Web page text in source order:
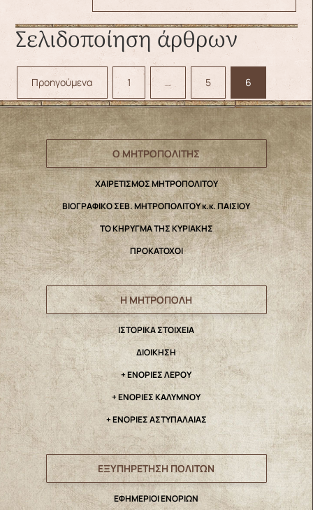
Σελιδοποίηση άρθρων
Προηγούμενα 1 … 5 6
Ο ΜΗΤΡΟΠΟΛΙΤΗΣ
ΧΑΙΡΕΤΙΣΜΟΣ ΜΗΤΡΟΠΟΛΙΤΟΥ
ΒΙΟΓΡΑΦΙΚΟ ΣΕΒ. ΜΗΤΡΟΠΟΛΙΤΟΥ κ.κ. ΠΑΙΣΙΟΥ
ΤΟ ΚΗΡΥΓΜΑ ΤΗΣ ΚΥΡΙΑΚΗΣ
ΠΡΟΚΑΤΟΧΟΙ
Η ΜΗΤΡΟΠΟΛΗ
IΣΤΟΡΙΚΑ ΣΤΟΙΧΕΙΑ
ΔΙΟΙΚΗΣΗ
+ ΕΝΟΡΙΕΣ ΛΕΡΟΥ
+ ΕΝΟΡΙΕΣ ΚΑΛΥΜΝΟΥ
+ ΕΝΟΡΙΕΣ ΑΣΤΥΠΑΛΑΙΑΣ
ΕΞΥΠΗΡΕΤΗΣΗ ΠΟΛΙΤΩΝ
ΕΦΗΜΕΡΙΟΙ ΕΝΟΡΙΩΝ